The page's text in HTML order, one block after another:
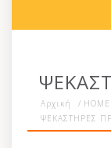
Αρχική /
ΨΕΚΑΣΤΗΡΕΣ